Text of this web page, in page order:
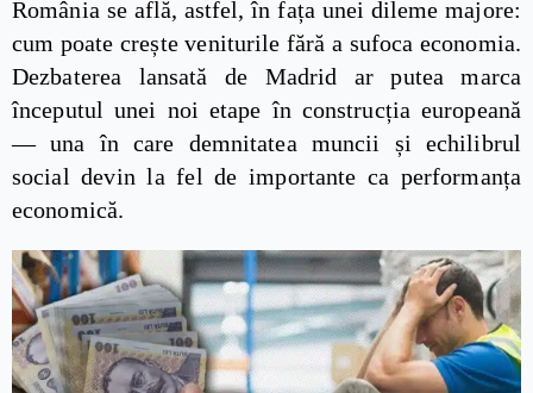
România se află, astfel, în fața unei dileme majore:
cum poate crește veniturile fără a sufoca economia.
Dezbaterea lansată de Madrid ar putea marca
începutul unei noi etape în construcția europeană
— una în care demnitatea muncii și echilibrul
social devin la fel de importante ca performanța
economică.